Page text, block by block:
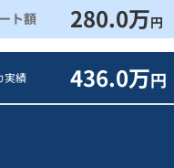
ト額 280.0万円
実績 436.0万円